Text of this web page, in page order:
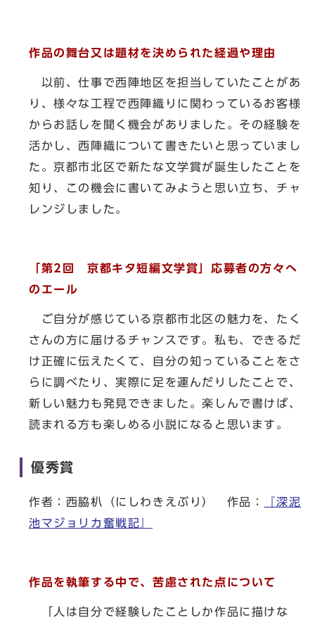
作品の舞台又は題材を決められた経過や理由
以前、仕事で西陣地区を担当していたことがあ
り、様々な工程で西陣織りに関わっているお客様
からお話しを聞く機会がありました。その経験を
活かし、西陣織について書きたいと思っていまし
た。京都市北区で新たな文学賞が誕生したことを
知り、この機会に書いてみようと思い立ち、チャ
レンジしました。
「第2回 京都キタ短編文学賞」応募者の方々へ
のエール
ご自分が感じている京都市北区の魅力を、たく
さんの方に届けるチャンスです。私も、できるだ
け正確に伝えたくて、自分の知っていることをさ
らに調べたり、実際に足を運んだりしたことで、
新しい魅力も発見できました。楽しんで書けば、
読まれる方も楽しめる小説になると思います。
優秀賞
作者：西脇朳（にしわきえぶり） 作品：
『深泥
池マジョリカ奮戦記』
作品を執筆する中で、苦慮された点について
「人は自分で経験したことしか作品に描けな